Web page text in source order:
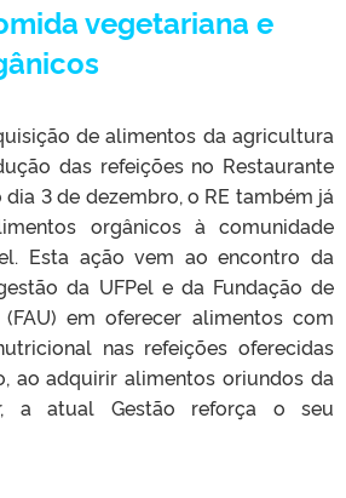
vegetariana e
de alimentos da agricultura
das refeições no Restaurante
dia 3 de dezembro, o RE também já
orgânicos à comunidade
Esta ação vem ao encontro da
da UFPel e da Fundação de
em oferecer alimentos com
nas refeições oferecidas
ao adquirir alimentos oriundos da
a atual Gestão reforça o seu